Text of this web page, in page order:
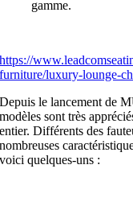
gamme.
https://
furniture/luxury-lounge-
Depuis le lancement de
modèles sont très
entier. Différents des
nombreuses
voici quelques-uns :